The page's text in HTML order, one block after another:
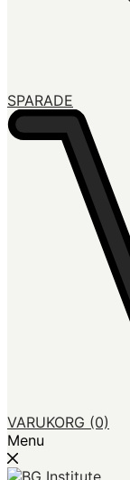
SPARADE
VARUKORG (0)
Menu